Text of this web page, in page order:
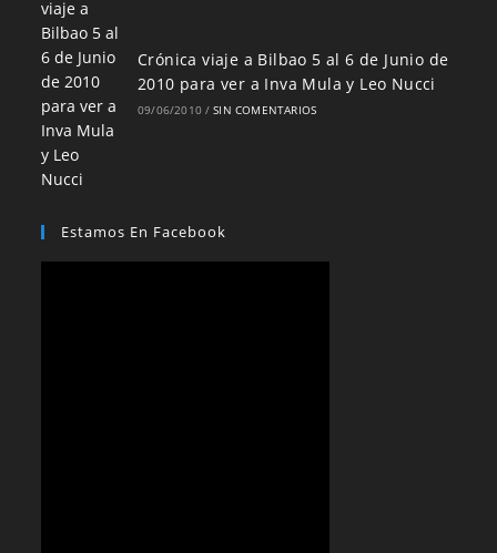
Crónica viaje a Bilbao 5 al 6 de Junio de
2010 para ver a Inva Mula y Leo Nucci
09/06/2010 / SIN COMENTARIOS
Estamos En Facebook